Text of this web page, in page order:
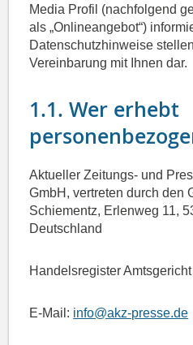
Media Profil (nachfolgend
als „Onlineangebot“)
Datenschutzhinweise
Vereinbarung mit Ihnen dar.
1.1. Wer erhebt
Aktueller Zeitungs- und
GmbH, vertreten durch den
Schiementz, Erlenweg 11,
Deutschland
Handelsregister
E-Mail: info@akz-presse.de